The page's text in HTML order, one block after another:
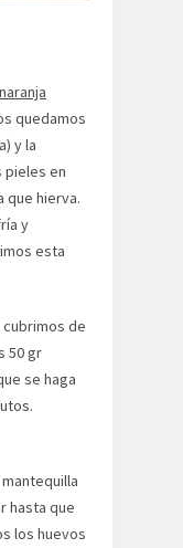
quedamos
y la
pieles en
que hierva.
y
esta
de
50 gr
se haga
hasta que
los huevos